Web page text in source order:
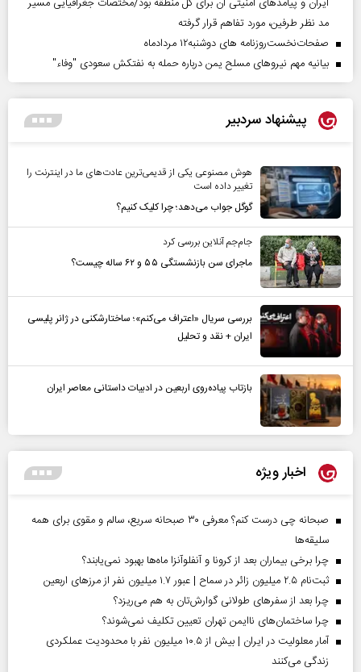
ایران و پیامد‌های امنیتی آن برای کل منطقه بود/مختصات جغرافیایی مسیر
مد نظر طرفین، مورد تفاهم قرار گرفته
صفحات‌نخست‌روزنامه ها‌ی دوشنبه‌۱۲ مردادماه
بیانیه مهم نیروهای مسلح یمن درباره حمله به نفتکش سعودی "وفاء"
پیشنهاد سردبیر
هوش مصنوعی یکی از قدیمی‌ترین عادت‌های ما در اینترنت را
تغییر داده است
گوگل جواب می‌دهد؛ چرا کلیک کنیم؟
جام‌جم آنلاین بررسی کرد
ماجرای سن بازنشستگی ۵۵ و ۶۲ ساله چیست؟
بررسی سریال «اعتراف می‌کنم»؛ ساختارشکنی در ژانر پلیسی
ایران + نقد و تحلیل
بازتاب پیاده‌روی اربعین در ادبیات داستانی معاصر ایران
اخبار ویژه
صبحانه چی درست کنم؟ معرفی ۳۰ صبحانه سریع، سالم و مقوی برای همه
سلیقه‌ها
چرا برخی بیماران بعد از کرونا و آنفلوآنزا ماه‌ها بهبود نمی‌یابند؟
ثبت‌نام ۲.۵ میلیون زائر در سماح | عبور ۱.۷ میلیون نفر از مرز‌های اربعین
چرا بعد از سفرهای طولانی گوارش‌تان به هم می‌ریزد؟
چرا ساختمان‌های ناایمن تهران تعیین تکلیف نمی‌شوند؟
آمار معلولیت در ایران | بیش از ۱۰.۵ میلیون نفر با محدودیت عملکردی
زندگی می‌کنند